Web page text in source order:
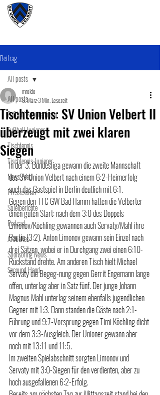
Beitrag
All posts
Fußball SeniorenInnen
Fußball Junioner
Tischtennis
Tischtennis Junioner
News Feed
Presseschau
Spielberichte
Podcast
Aktuelles
Sponsoring News
Secound Hand
All posts
Tischtennis: SV Union Velbert II
überzeugt mit zwei klaren
Siegen
mroldo
9. März3 Min. Lesezeit
In der 3. Bundesliga gewann die zweite Mannschaft
des SV Union Velbert nach einem 6:2-Heimerfolg
auch das Gastspiel in Berlin deutlich mit 6:1.
Gegen den TTC GW Bad Hamm hatten die Velberter
einen guten Start: nach dem 3:0 des Doppels
Limonov/Köchling gewannen auch Servaty/Mahl ihre
Partie (3:2). Anton Limonov gewann sein Einzel nach
drei Sätzen, wobei er in Durchgang zwei einen 6:10-
Rückstand drehte. Am anderen Tisch hielt Michael
Servaty die Begeg-nung gegen Gerrit Engemann lange
offen, unterlag aber in Satz fünf. Der junge Johann
Magnus Mahl unterlag seinem ebenfalls jugendlichen
Gegner mit 1:3. Dann standen die Gäste nach 2:1-
Führung und 9:7-Vorsprung gegen Timi Köchling dicht
vor dem 3:3-Ausgleich. Der Unioner gewann aber
noch mit 13:11 und 11:5.
Im zweiten Spielabschnitt sorgten Limonov und
Servaty mit 3:0-Siegen für den verdienten, aber zu
hoch ausgefallenen 6:2-Erfolg.